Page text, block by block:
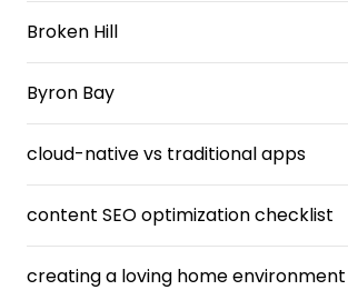
Broken Hill
Byron Bay
cloud-native vs traditional apps
content SEO optimization checklist
creating a loving home environment